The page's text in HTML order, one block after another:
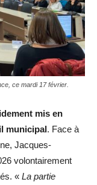
ce mardi 17 février.
mis en
municipal. Face à
Jacques-
volontairement
« La partie